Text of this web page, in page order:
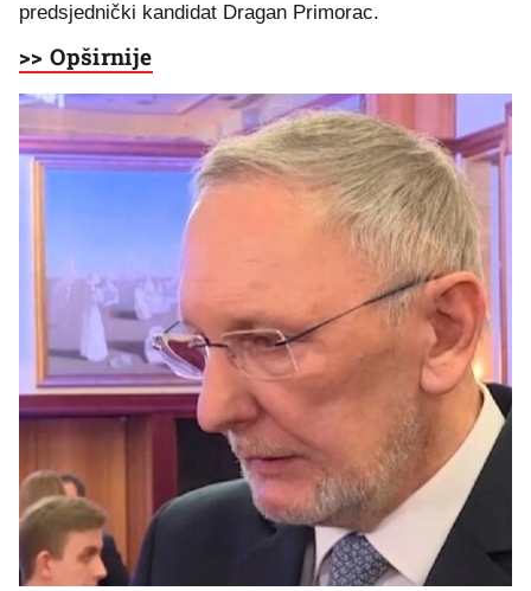
predsjednički kandidat Dragan Primorac.
>> Opširnije